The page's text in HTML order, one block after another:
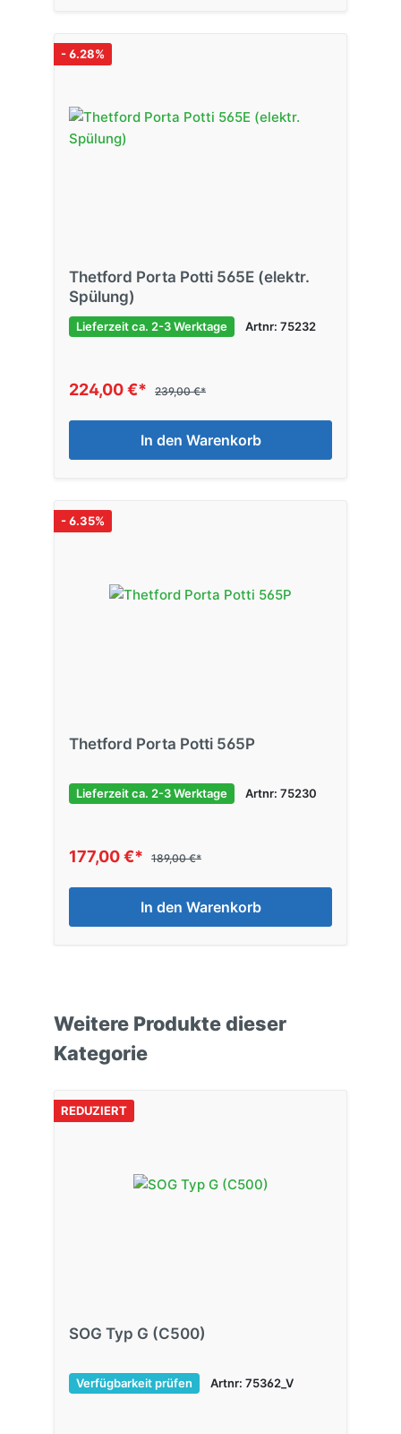
- 6.28%
Thetford Porta Potti 565E (elektr.
Spülung)
Lieferzeit ca. 2-3 Werktage Artnr: 75232
224,00 €* 239,00 €*
In den Warenkorb
- 6.35%
Thetford Porta Potti 565P
Lieferzeit ca. 2-3 Werktage Artnr: 75230
177,00 €* 189,00 €*
In den Warenkorb
Weitere Produkte dieser
Kategorie
REDUZIERT
SOG Typ G (C500)
Verfügbarkeit prüfen Artnr: 75362_V